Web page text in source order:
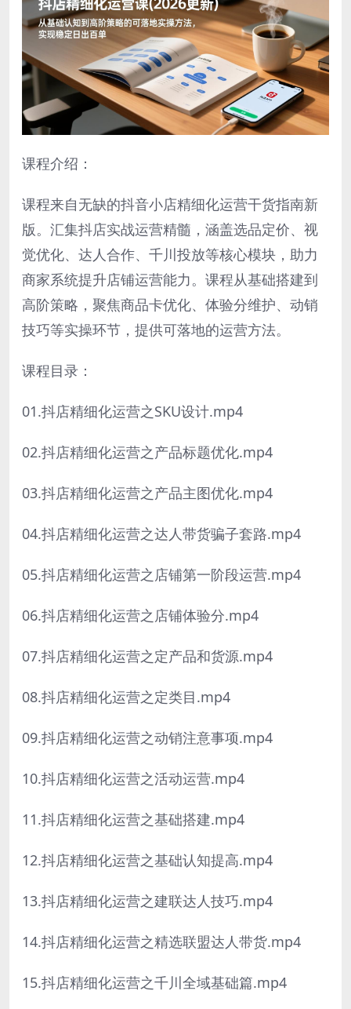
课程介绍：
课程来自无缺的抖音小店精细化运营干货指南新
版。汇集抖店实战运营精髓，涵盖选品定价、视
觉优化、达人合作、千川投放等核心模块，助力
商家系统提升店铺运营能力。课程从基础搭建到
高阶策略，聚焦商品卡优化、体验分维护、动销
技巧等实操环节，提供可落地的运营方法。
课程目录：
01.抖店精细化运营之SKU设计.mp4
02.抖店精细化运营之产品标题优化.mp4
03.抖店精细化运营之产品主图优化.mp4
04.抖店精细化运营之达人带货骗子套路.mp4
05.抖店精细化运营之店铺第一阶段运营.mp4
06.抖店精细化运营之店铺体验分.mp4
07.抖店精细化运营之定产品和货源.mp4
08.抖店精细化运营之定类目.mp4
09.抖店精细化运营之动销注意事项.mp4
10.抖店精细化运营之活动运营.mp4
11.抖店精细化运营之基础搭建.mp4
12.抖店精细化运营之基础认知提高.mp4
13.抖店精细化运营之建联达人技巧.mp4
14.抖店精细化运营之精选联盟达人带货.mp4
15.抖店精细化运营之千川全域基础篇.mp4